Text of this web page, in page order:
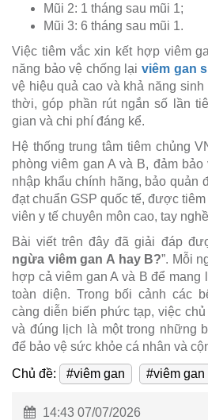
Mũi 2: 1 tháng sau mũi 1;
Mũi 3: 6 tháng sau mũi 1.
Việc tiêm vắc xin kết hợp viêm
năng bảo vệ chống lại viêm gan
vệ hiệu quả cao và khả năng
thời, góp phần rút ngắn số lần
gian và chi phí đáng kể.
Hệ thống trung tâm tiêm chủng
phòng viêm gan A và B, đảm
nhập khẩu chính hãng, bảo quản
đạt chuẩn GSP quốc tế, được
viên y tế chuyên môn cao, tay
Bài viết trên đây đã giải đáp
ngừa viêm gan A hay B?”. Mỗi
hợp cả viêm gan A và B để mang
toàn diện. Trong bối cảnh các
càng diễn biến phức tạp, việc
và đúng lịch là một trong những
để bảo vệ sức khỏe cá nhân và
Chủ đề:
#viêm gan #viêm gan
14:43 07/07/2026